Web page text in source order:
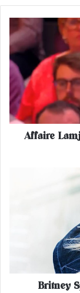
f
f
a
e
a
Affaire
Britney